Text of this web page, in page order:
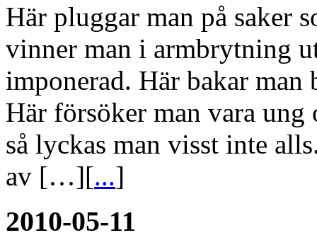
Här pluggar man på saker
vinner man i armbrytning
imponerad. Här bakar
Här försöker man vara
så lyckas man visst inte
av […][...]
2010-05-11